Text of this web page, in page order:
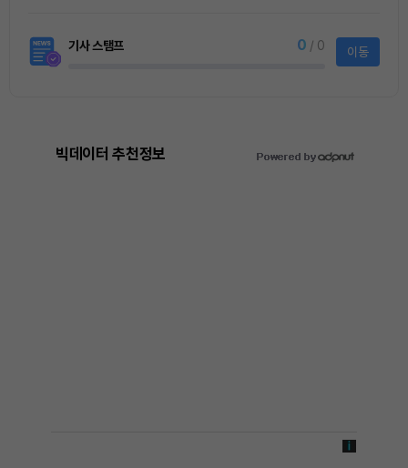
기사 스탬프 0 / 0 이동
빅데이터 추천정보